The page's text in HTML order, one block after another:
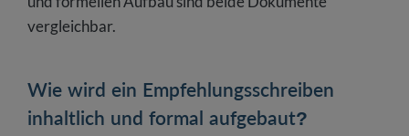
vergleichbar.
Wie wird ein Empfehlungsschreiben
inhaltlich und formal aufgebaut?